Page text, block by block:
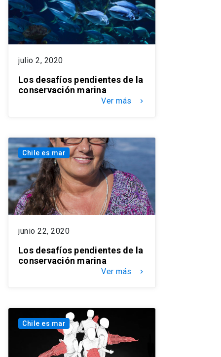
julio 2, 2020
Los desafíos pendientes de la
conservación marina
Ver más keyboard_arrow_right
Chile es mar
junio 22, 2020
Los desafíos pendientes de la
conservación marina
Ver más keyboard_arrow_right
Chile es mar